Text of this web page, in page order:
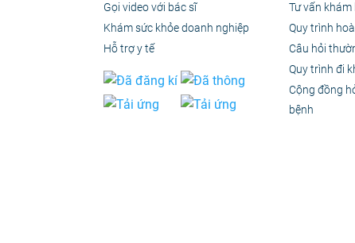
Gọi video với bác sĩ
Khám sức khỏe doanh nghiệp
Hỗ trợ y tế
Tư vấn khám
Quy trình
Câu hỏi
Quy trình đi
Cộng đồng
bệnh